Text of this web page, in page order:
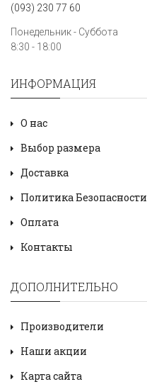
(093) 230 77 60
Понедельник - Суббота
8:30 - 18:00
ИНФОРМАЦИЯ
О нас
Выбор размера
Доставка
Политика Безопасности
Оплата
Контакты
ДОПОЛНИТЕЛЬНО
Производители
Наши акции
Карта сайта